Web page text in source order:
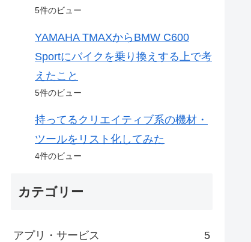
5件のビュー
YAMAHA TMAXからBMW C600
Sportにバイクを乗り換えする上で考
えたこと
5件のビュー
持ってるクリエイティブ系の機材・
ツールをリスト化してみた
4件のビュー
カテゴリー
アプリ・サービス 5